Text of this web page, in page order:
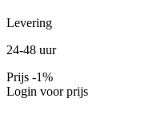
Levering
24-48 uur
Prijs -1%
Login voor prijs